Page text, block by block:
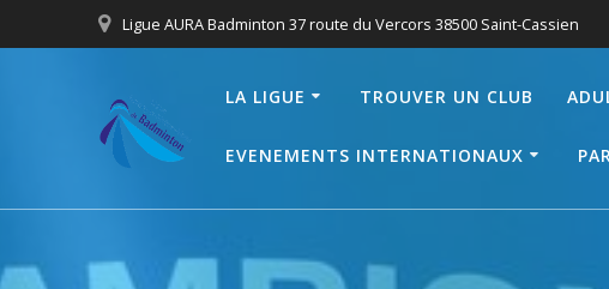
au
Ligue AURA Badminton 37 route du Vercors 38500 Saint-Cassien
LA LIGUE TROUVER UN CLUB
EVENEMENTS INTERNATIONAUX